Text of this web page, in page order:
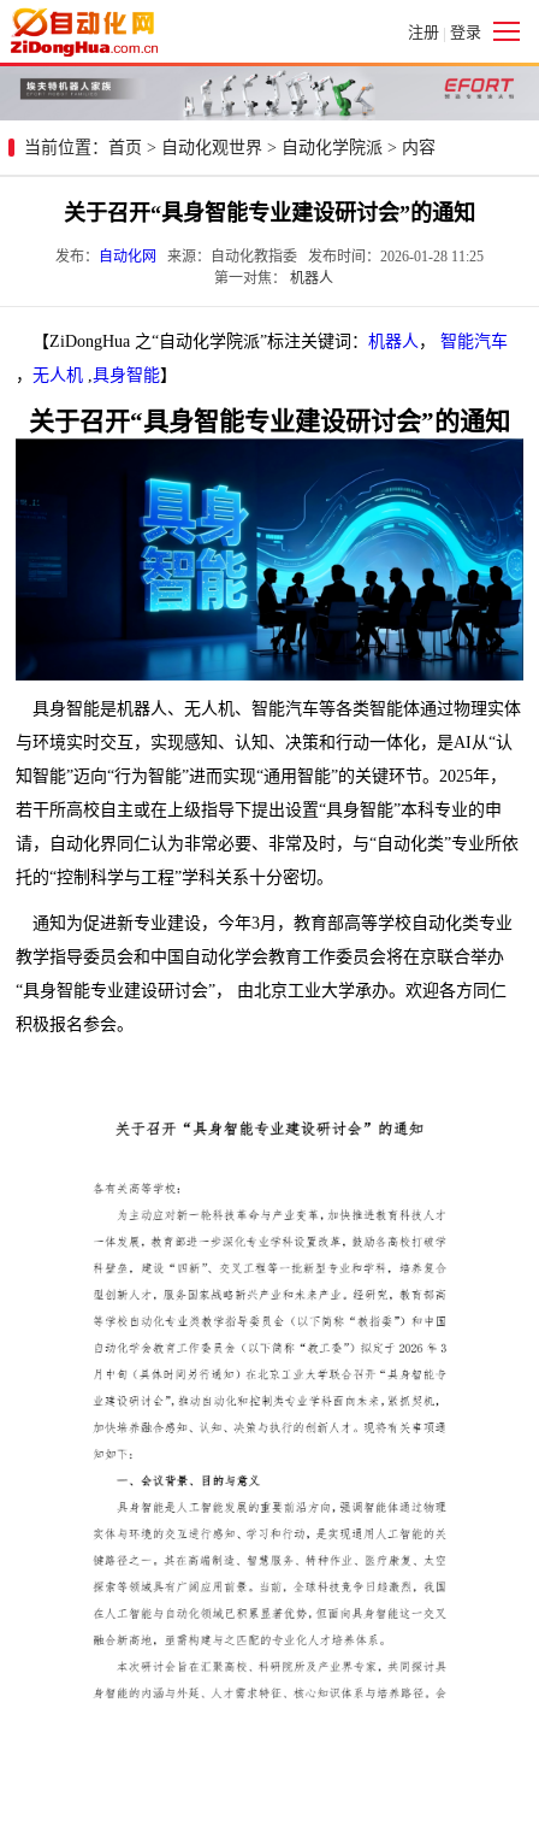
注册 | 登录
当前位置： 首页 > 自动化观世界 > 自动化学院派 > 内容
关于召开“具身智能专业建设研讨会”的通知
发布： 自动化网
来源：自动化教指委 发布时间：2026-01-28 11:25
第一对焦： 机器人
【ZiDongHua 之“自动化学院派”标注关键词：机器人 ，智能汽车
，无人机 ,具身智能】
关于召开“具身智能专业建设研讨会”的通知
具身智能是机器人、无人机、智能汽车等各类智能体通过物理实体
与环境实时交互，实现感知、认知、决策和行动一体化，是AI从“认
知智能”迈向“行为智能”进而实现“通用智能”的关键环节。2025年，
若干所高校自主或在上级指导下提出设置“具身智能”本科专业的申
请，自动化界同仁认为非常必要、非常及时，与“自动化类”专业所依
托的“控制科学与工程”学科关系十分密切。
通知为促进新专业建设，今年3月，教育部高等学校自动化类专业
教学指导委员会和中国自动化学会教育工作委员会将在京联合举办
“具身智能专业建设研讨会”， 由北京工业大学承办。欢迎各方同仁
积极报名参会。